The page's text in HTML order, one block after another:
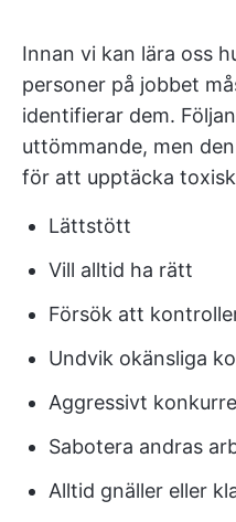
Innan vi kan lära oss
personer på jobbet
identifierar dem.
uttömmande, men
för att upptäcka
Lättstött
Vill alltid ha rätt
Försök att
Undvik okänsliga
Aggressivt
Sabotera andras
Alltid gnäller eller